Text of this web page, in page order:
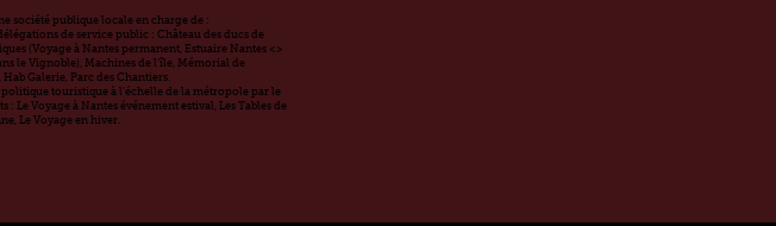
société publique locale en charge de :
de service public : Château des ducs de
(Voyage à Nantes permanent, Estuaire Nantes <>
le Vignoble), Machines de l’île, Mémorial de
Hab Galerie, Parc des Chantiers.
touristique à l’échelle de la métropole par le
Le Voyage à Nantes événement estival, Les Tables de
Le Voyage en hiver.